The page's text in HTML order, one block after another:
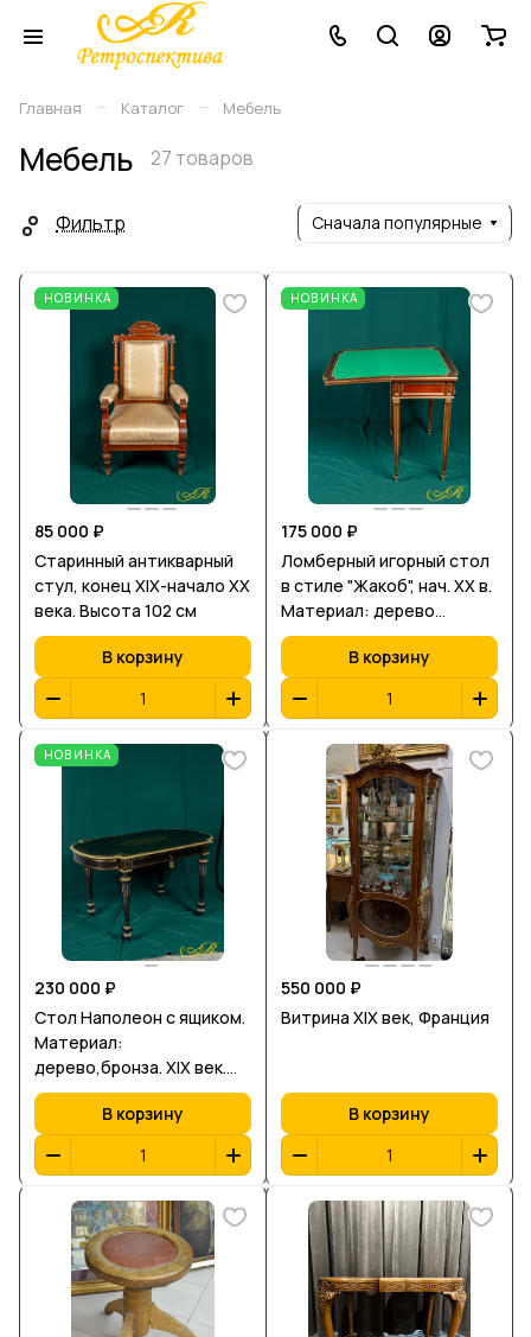
Главная – Каталог – Мебель
Мебель 27 товаров
Фильтр Сначала популярные
НОВИНКА
85 000 ₽
Старинный антикварный
стул, конец XIX-начало XX
века. Высота 102 см
В корзину
НОВИНКА
175 000 ₽
Ломберный игорный стол
в стиле "Жакоб", нач. ХХ в.
Материал: дерево
красное, орех, бронза,
сукно, размер 80х85х45
см.
В корзину
НОВИНКА
230 000 ₽
Стол Наполеон с ящиком.
Материал:
дерево,бронза. XIX век.
Размер 73*135*73 см.
В корзину
550 000 ₽
Витрина XIХ век, Франция
В корзину